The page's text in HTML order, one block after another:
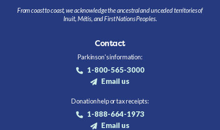
From coast to coast, we acknowledge the ancestral and unceded territories of
Inuit, Métis, and First Nations Peoples.
Contact
Parkinson's information:
1-800-565-3000
Email us
Donation help or tax receipts:
1-888-664-1973
Email us